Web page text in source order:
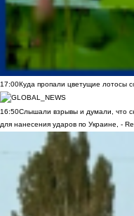
17:00Куда пропали цветущие лотосы
16:50Слышали взрывы и думали, что
для нанесения ударов по Украине, -